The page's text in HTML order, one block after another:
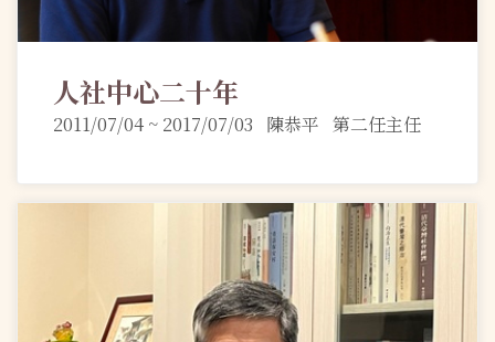
人社中心二十年
2011/07/04 ~ 2017/07/03 陳恭平 第二任主任